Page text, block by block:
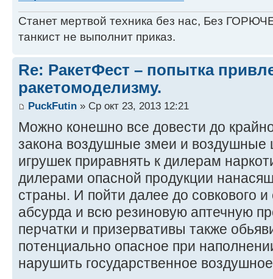
Станет мертвой техника без нас, Без
танкист не выполнит приказ.
Re: РакетФест – попытка
ракетомоделизму.
PuckFutin » Ср окт 23, 2013 12:21
Можно конешно все довести до
закона воздушные змеи и воздушные
игрушек приравнять к дилерам
дилерами опасной продукции
страны. И пойти далее до совкового и
абсурда и всю резиновую аптечную
перчатки и призервативы также
потенциально опасное при
нарушить государственное